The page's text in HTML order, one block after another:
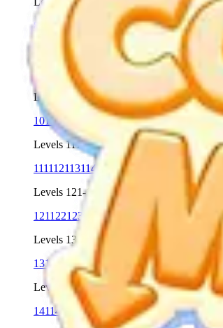
8384 88 8990
Levels 91-100
939495 99 100
Levels 101-110
101102 105106107108109
Levels 111-120
111112113114 116
120
Levels 121-130
121122123 125 127128
130
Levels 131-140
131 132 133134 137138
140
Levels 141-150
141142 143144145146 147148 149150